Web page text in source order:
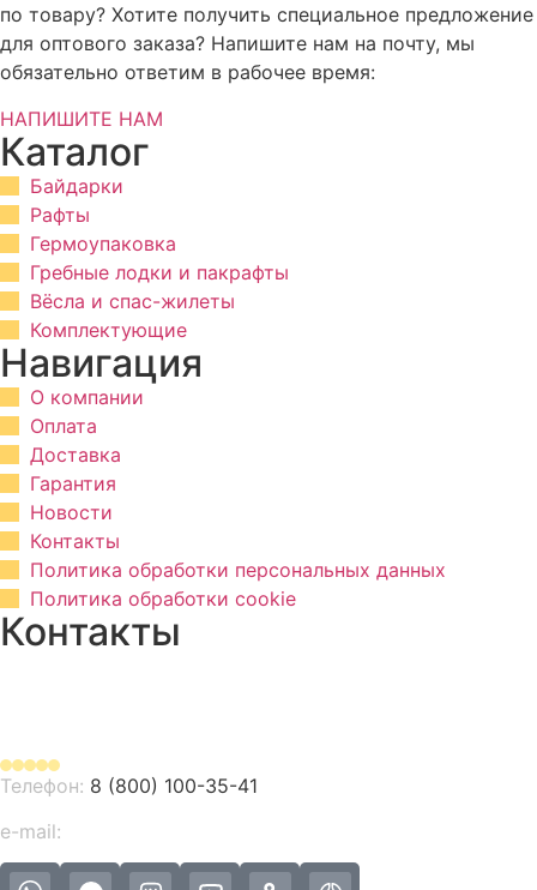
по товару? Хотите получить специальное предложение
для оптового заказа? Напишите нам на почту, мы
обязательно ответим в рабочее время:
НАПИШИТЕ НАМ
Каталог
Байдарки
Рафты
Гермоупаковка
Гребные лодки и пакрафты
Вёсла и спас-жилеты
Комплектующие
Навигация
О компании
Оплата
Доставка
Гарантия
Новости
Контакты
Политика обработки персональных данных
Политика обработки cookie
Контакты
Телефон: 8 (800) 100-35-41
e-mail: